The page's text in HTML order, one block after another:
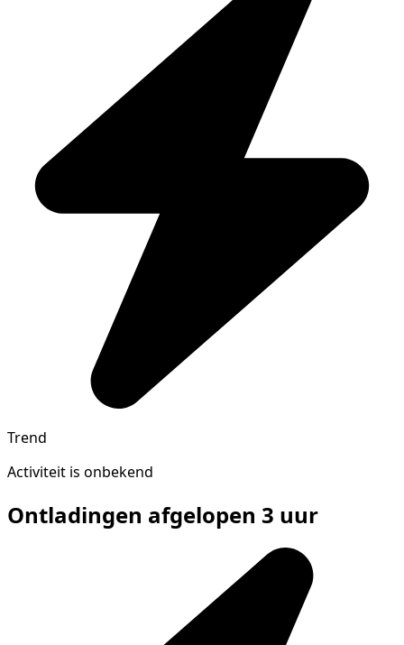
Trend
Activiteit is onbekend
Ontladingen afgelopen 3 uur